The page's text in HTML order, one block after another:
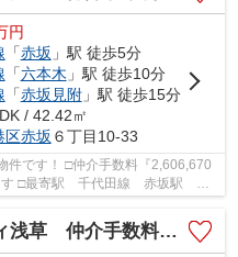
円
「赤坂 」駅 徒歩5分
「六本木 」駅 徒歩10分
「赤坂見附」駅 徒歩15分
/ 42.42㎡
区赤坂 ６丁目10-33
件です！ □仲介手数料『2,606,670
す □最寄駅 千代田線 赤坂駅 徒
数料無料＋40万円現金プレゼント中